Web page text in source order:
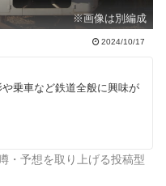
※画像は別編成
2024/10/17
乗車など鉄道全般に興味が
・予想を取り上げる投稿型